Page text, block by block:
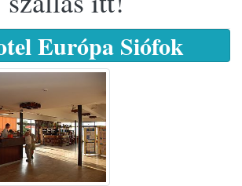
Európa Siófok